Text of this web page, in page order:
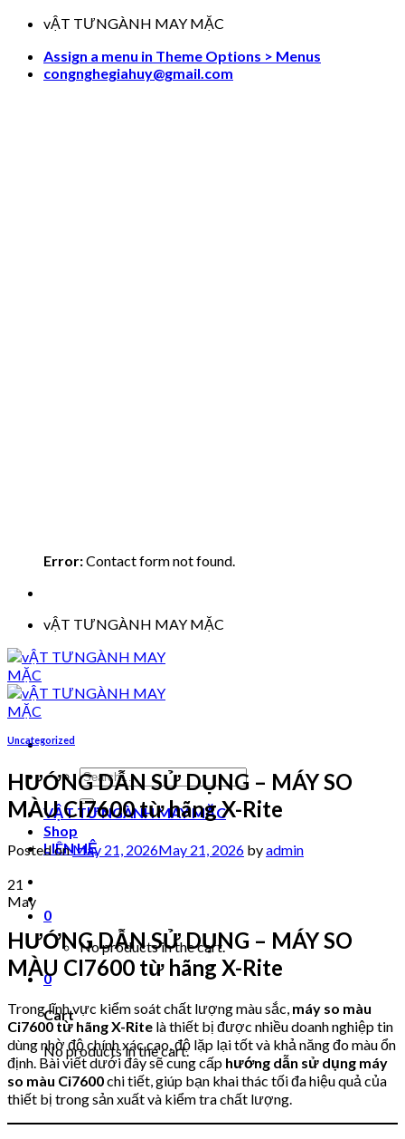
Skip
content
vẬT TƯNGÀNH MAY MẶC
Assign a menu in Theme Options > Menus
congnghegiahuy@gmail.com
Error:Contact form not found.
vẬT TƯNGÀNH MAY MẶC
Search
for:
VẬT TƯ NGÀNH MAY MẶC
Shop
LIÊN HỆ
0
No products in the cart.
0
Cart
No products in the cart.
Uncategorized
HƯỚNG DẪN SỬ DỤNG – MÁY SO
MÀU CI7600 từ hãng X-Rite
Posted onMay 21, 2026May 21, 2026 byadmin
21
May
HƯỚNG DẪN SỬ DỤNG – MÁY SO
MÀU CI7600 từ hãng X-Rite
Trong lĩnh vực kiểm soát chất lượng màu sắc, máy so màu
Ci7600 từ hãng X-Rite là thiết bị được nhiều doanh nghiệp tin
dùng nhờ độ chính xác cao, độ lặp lại tốt và khả năng đo màu ổn
định. Bài viết dưới đây sẽ cung cấp hướng dẫn sử dụng máy
so màu Ci7600chi tiết, giúp bạn khai thác tối đa hiệu quả của
thiết bị trong sản xuất và kiểm tra chất lượng.